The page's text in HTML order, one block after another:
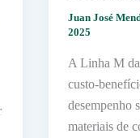
Juan José
2025
A Linha M
custo-
desempenho
materiais de